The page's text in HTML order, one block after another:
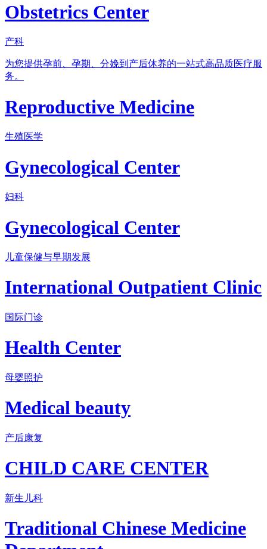
Obstetrics Center
产科
为您提供孕前、孕期、分娩到产后休养的一站式高品质医疗服
务。
Reproductive Medicine
生殖医学
Gynecological Center
妇科
Gynecological Center
儿童保健与早期发展
International Outpatient Clinic
国际门诊
Health Center
母婴照护
Medical beauty
产后康复
CHILD CARE CENTER
新生儿科
Traditional Chinese Medicine